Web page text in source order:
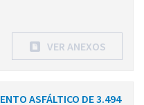
VER ANEXOS
ASFÁLTICO DE 3.494